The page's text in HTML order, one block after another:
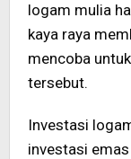
logam mulia
kaya raya
mencoba
tersebut.
Investasi
investasi